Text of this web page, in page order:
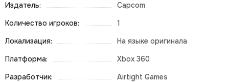
Издатель:
Capcom
Количество игроков:
1
Локализация:
На языке оригинала
Платформа:
Xbox 360
Разработчик:
Airtight Games